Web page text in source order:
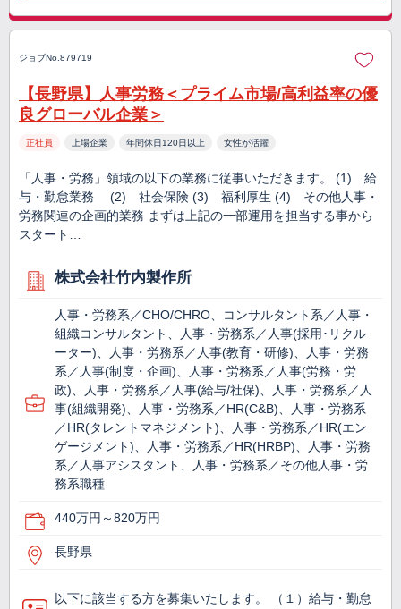
ジョブNo.879719
【長野県】人事労務＜プライム市場/高利益率の優
良グローバル企業＞
正社員 上場企業 年間休日120日以上 女性が活躍
「人事・労務」領域の以下の業務に従事いただきます。 (1) 給
与・勤怠業務 (2) 社会保険 (3) 福利厚生 (4) その他人事・
労務関連の企画的業務 まずは上記の一部運用を担当する事から
スタート…
株式会社竹内製作所
人事・労務系／CHO/CHRO、コンサルタント系／人事・
組織コンサルタント、人事・労務系／人事(採用･リクル
ーター)、人事・労務系／人事(教育・研修)、人事・労務
系／人事(制度・企画)、人事・労務系／人事(労務・労
政)、人事・労務系／人事(給与/社保)、人事・労務系／人
事(組織開発)、人事・労務系／HR(C&B)、人事・労務系
／HR(タレントマネジメント)、人事・労務系／HR(エン
ゲージメント)、人事・労務系／HR(HRBP)、人事・労務
系／人事アシスタント、人事・労務系／その他人事・労
務系職種
440万円～820万円
長野県
以下に該当する方を募集いたします。 （１）給与・勤怠